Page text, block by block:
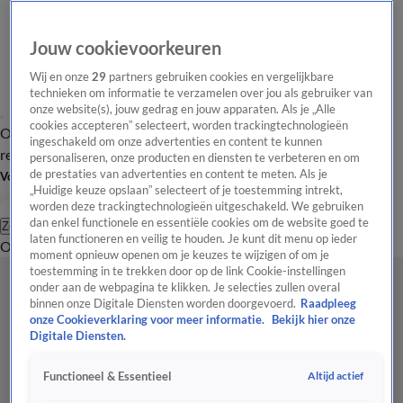
Overzicht Laatste nieuws Regionieuws Het beste van Hart
Tip de
redactie
Volg Hart van Nederland
Zoeken
OverzichtRegioUitzendingenWeerTip de redactiePanelVideo's
Jouw cookievoorkeuren
Wij en onze29 partners gebruiken cookies en vergelijkbare
technieken om informatie te verzamelen over jou als gebruiker van
onze website(s), jouw gedrag en jouw apparaten. Als je „Alle
cookies accepteren” selecteert, worden trackingtechnologieën
ingeschakeld om onze advertenties en content te kunnen
personaliseren, onze producten en diensten te verbeteren en om
de prestaties van advertenties en content te meten. Als je
„Huidige keuze opslaan” selecteert of je toestemming intrekt,
worden deze trackingtechnologieën uitgeschakeld. We gebruiken
dan enkel functionele en essentiële cookies om de website goed te
laten functioneren en veilig te houden. Je kunt dit menu op ieder
moment opnieuw openen om je keuzes te wijzigen of om je
toestemming in te trekken door op de link Cookie-instellingen
onder aan de webpagina te klikken. Je selecties zullen overal
binnen onze Digitale Diensten worden doorgevoerd. Raadpleeg
onze Cookieverklaring voor meer informatie.
Bekijk hier onze
Digitale Diensten.
Functioneel & Essentieel Altijd actief